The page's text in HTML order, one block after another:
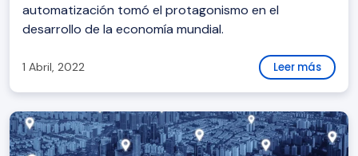
automatización tomó el protagonismo en el
desarrollo de la economía mundial.
1 Abril, 2022 Leer más